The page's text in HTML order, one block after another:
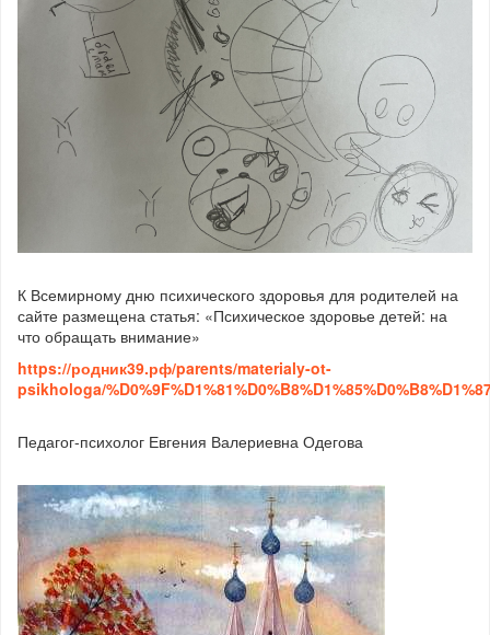
К Всемирному дню психического здоровья для родителей на
сайте размещена статья: «Психическое здоровье детей: на
что обращать внимание»
https://родник39.рф/parents/materialy-ot-
psikhologa/
Педагог-психолог Евгения Валериевна Одегова